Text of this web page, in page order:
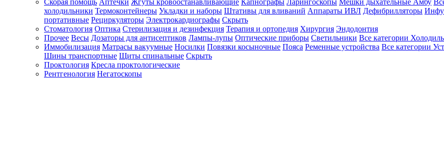
Личный
менеджер
Отслеживание
статуса
заказа
Скорая помощь Аптечки Жгуты кровоостанавливающие Капнографы Ларингоскопы Мешки дыхательные Амбу
холодильники Термоконтейнеры Укладки и наборы Штативы для вливаний Аппараты ИВЛ Дефибрилляторы
портативные Рециркуляторы Электрокардиографы Скрыть
Стоматология Оптика Стерилизация и дезинфекция Терапия и ортопедия Хирургия Эндодонтия
Прочее Весы Дозаторы для антисептиков Лампы-лупы Оптические приборы Светильники Все категории
Иммобилизация Матрасы вакуумные Носилки Повязки косыночные Пояса Ременные устройства Все категории
Шины транспортные Щиты спинальные Скрыть
Проктология Кресла проктологические
Рентгенология Негатоскопы